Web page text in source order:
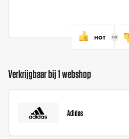
HOT
Verkrijgbaar bij 1 webshop
Adidas